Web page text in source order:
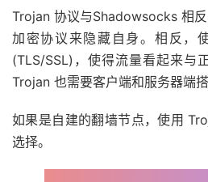
Trojan 协议与Shadowsocks 相
加密协议来隐藏自身。相反，
(TLS/SSL)，使得流量看起来与
Trojan 也需要客户端和服务器端搭
如果是自建的翻墙节点，使用
选择。